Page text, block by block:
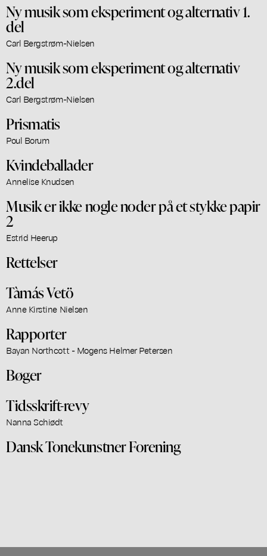
Ny musik som eksperiment og alternativ 1.
del
Carl Bergstrøm-Nielsen
Ny musik som eksperiment og alternativ
2.del
Carl Bergstrøm-Nielsen
Prismatis
Poul Borum
Kvindeballader
Annelise Knudsen
Musik er ikke nogle noder på et stykke papir
2
Estrid Heerup
Rettelser
Tàmás Vetö
Anne Kirstine Nielsen
Rapporter
Bayan Northcott - Mogens Helmer Petersen
Bøger
Tidsskrift-revy
Nanna Schiødt
Dansk Tonekunstner Forening